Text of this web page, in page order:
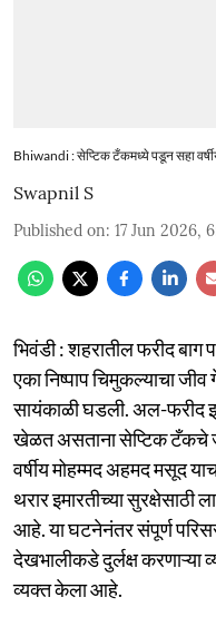
Bhiwandi : सेप्टिक टँकमध्ये पडून सहा
Swapnil S
Published on: 17 Jun 2026,
भिवंडी : शहरातील फरीद बाग
एका निष्पाप चिमुकल्याचा
सायंकाळी घडली. अल-फरीद
खेळत असताना सेप्टिक टँकचे
वर्षीय मोहम्मद अहमद मसूद
थरार इमारतीच्या सुरक्षेसाठी
आहे. या घटनेनंतर संपूर्ण
देखभालीकडे दुर्लक्ष करणाऱ्या
व्यक्त केला आहे.